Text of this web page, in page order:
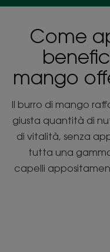
Come
mango
Il burro di mango
giusta quantità di
di vitalità, senza
tutta una
capelli